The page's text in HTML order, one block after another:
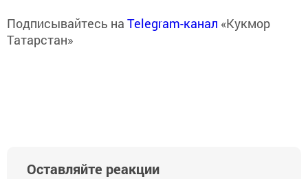
Подписывайтесь на Telegram-канал «Кукмор
Татарстан»
Оставляйте реакции